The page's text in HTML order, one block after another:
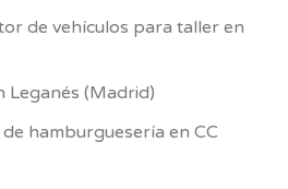
de vehículos para taller en
Leganés (Madrid)
hamburguesería en CC